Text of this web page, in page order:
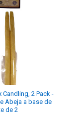
Candling, 2 Pack -
Abeja a base de
de 2